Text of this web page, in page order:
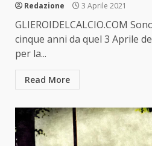
Redazione 3 Aprile 2021
GLIEROIDELCALCIO.COM
cinque anni da quel 3 Aprile
per la...
Read More